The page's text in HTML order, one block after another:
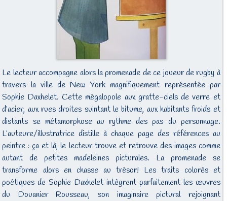
Le lecteur accompagne alors la promenade de ce joueur de rugby à
travers la ville de New York magnifiquement représentée par
Sophie Daxhelet. Cette mégalopole aux gratte-ciels de verre et
d’acier, aux rues droites suintant le bitume, aux habitants froids et
distants se métamorphose au rythme des pas du personnage.
L’auteure/illustratrice distille à chaque page des références au
peintre : ça et là, le lecteur trouve et retrouve des images comme
autant de petites madeleines picturales. La promenade se
transforme alors en chasse au trésor! Les traits colorés et
poétiques de Sophie Daxhelet intègrent parfaitement les œuvres
du Douanier Rousseau, son imaginaire pictural rejoignant